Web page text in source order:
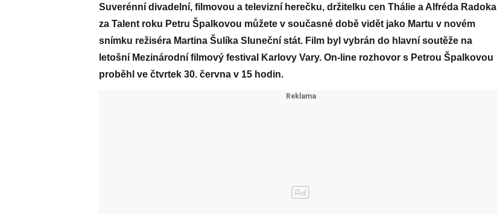
Suverénní divadelní, filmovou a televizní herečku, držitelku cen Thálie a Alfréda Radoka
za Talent roku Petru Špalkovou můžete v současné době vidět jako Martu v novém
snímku režiséra Martina Šulíka Sluneční stát. Film byl vybrán do hlavní soutěže na
letošní Mezinárodní filmový festival Karlovy Vary. On-line rozhovor s Petrou Špalkovou
proběhl ve čtvrtek 30. června v 15 hodin.